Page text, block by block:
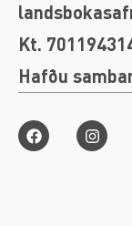
Kt.
Hafðu